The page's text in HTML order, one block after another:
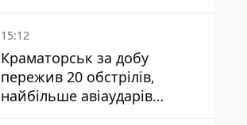
15:12
Краматорськ за добу
пережив 20 обстрілів,
найбільше авіаударів
КАБ-250